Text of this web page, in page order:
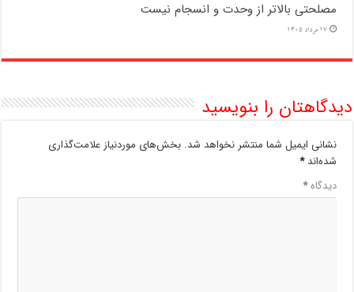
مصلحتی بالاتر از وحدت و انسجام نیست
17 مرداد 1405
دیدگاهتان را بنویسید
نشانی ایمیل شما منتشر نخواهد شد. بخش‌های موردنیاز علامت‌گذاری
شده‌اند*
دیدگاه*